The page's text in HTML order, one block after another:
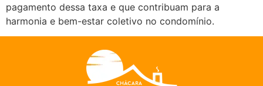
pagamento dessa taxa e que contribuam para a
harmonia e bem-estar coletivo no condomínio.